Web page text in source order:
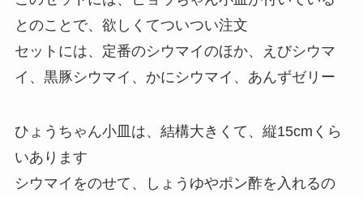
とのことで、欲しくてついつい注文
セットには、定番のシウマイのほか、えびシウマ
イ、黒豚シウマイ、かにシウマイ、あんずゼリー
ひょうちゃん小皿は、結構大きくて、縦15cmくら
いあります
シウマイをのせて、しょうゆやポン酢を入れるの